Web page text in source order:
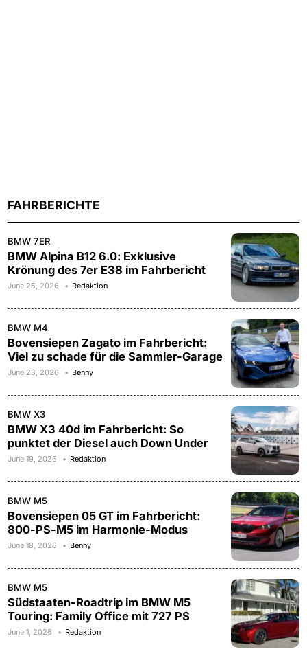
FAHRBERICHTE
BMW 7ER
BMW Alpina B12 6.0: Exklusive
Krönung des 7er E38 im Fahrbericht
June 25, 2026 Redaktion
BMW M4
Bovensiepen Zagato im Fahrbericht:
Viel zu schade für die Sammler-Garage
June 23, 2026 Benny
BMW X3
BMW X3 40d im Fahrbericht: So
punktet der Diesel auch Down Under
June 19, 2026 Redaktion
BMW M5
Bovensiepen 05 GT im Fahrbericht:
800-PS-M5 im Harmonie-Modus
June 18, 2026 Benny
BMW M5
Südstaaten-Roadtrip im BMW M5
Touring: Family Office mit 727 PS
June 1, 2026 Redaktion